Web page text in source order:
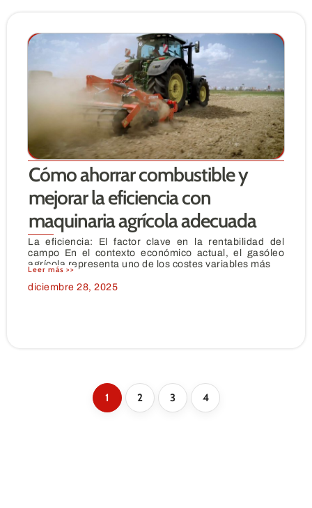
Cómo ahorrar combustible y
mejorar la eficiencia con
maquinaria agrícola adecuada
La eficiencia: El factor clave en la rentabilidad del
campo En el contexto económico actual, el gasóleo
agrícola representa uno de los costes variables más
Leer más >>
diciembre 28, 2025
1 2 3 4